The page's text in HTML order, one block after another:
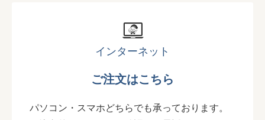
インターネット
ご注文はこちら
パソコン・スマホどちらでも承っております。